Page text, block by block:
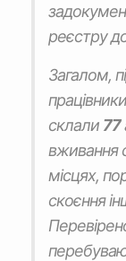
реєстру
Загалом,
склали 77
вживання
місцях,
скоєння